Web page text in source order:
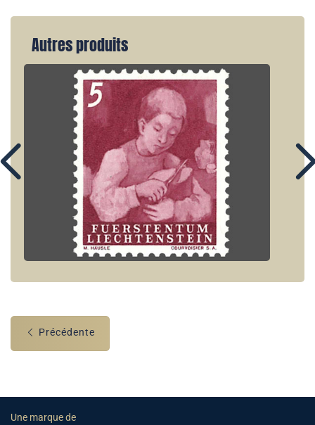
Autres produits
Précédente
Une marque de